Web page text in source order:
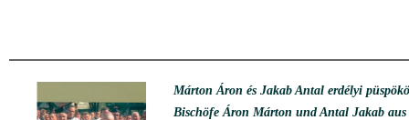
Márton Áron és Jakab Antal erdélyi
Bischöfe Áron Márton und Antal Jakab aus